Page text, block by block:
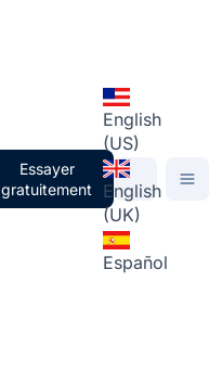
Essayer
gratuitement
English
(US)
English
(UK)
Español